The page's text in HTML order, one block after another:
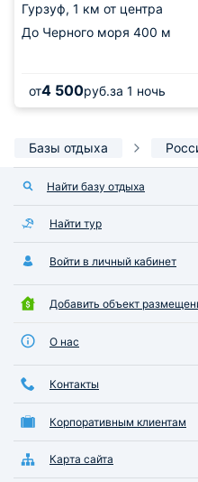
Гурзуф, 1 км от центра
До Черного моря 400 м
от4 500руб.за 1 ночь
Базы отдыха
Найти базу отдыха
Найти тур
Войти в личный кабинет
Добавить объект
О нас
Контакты
Корпоративным клиентам
Карта сайта